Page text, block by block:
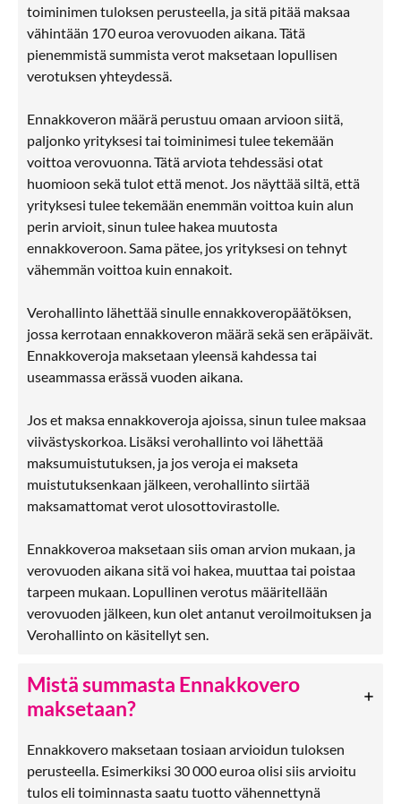
toiminimen tuloksen perusteella, ja sitä pitää maksaa
vähintään 170 euroa verovuoden aikana. Tätä
pienemmistä summista verot maksetaan lopullisen
verotuksen yhteydessä.
Ennakkoveron määrä perustuu omaan arvioon siitä,
paljonko yrityksesi tai toiminimesi tulee tekemään
voittoa verovuonna. Tätä arviota tehdessäsi otat
huomioon sekä tulot että menot. Jos näyttää siltä, että
yrityksesi tulee tekemään enemmän voittoa kuin alun
perin arvioit, sinun tulee hakea muutosta
ennakkoveroon. Sama pätee, jos yrityksesi on tehnyt
vähemmän voittoa kuin ennakoit.
Verohallinto lähettää sinulle ennakkoveropäätöksen,
jossa kerrotaan ennakkoveron määrä sekä sen eräpäivät.
Ennakkoveroja maksetaan yleensä kahdessa tai
useammassa erässä vuoden aikana.
Jos et maksa ennakkoveroja ajoissa, sinun tulee maksaa
viivästyskorkoa. Lisäksi verohallinto voi lähettää
maksumuistutuksen, ja jos veroja ei makseta
muistutuksenkaan jälkeen, verohallinto siirtää
maksamattomat verot ulosottovirastolle.
Ennakkoveroa maksetaan siis oman arvion mukaan, ja
verovuoden aikana sitä voi hakea, muuttaa tai poistaa
tarpeen mukaan. Lopullinen verotus määritellään
verovuoden jälkeen, kun olet antanut veroilmoituksen ja
Verohallinto on käsitellyt sen.
Mistä summasta Ennakkovero
maksetaan?
Ennakkovero maksetaan tosiaan arvioidun tuloksen
perusteella. Esimerkiksi 30 000 euroa olisi siis arvioitu
tulos eli toiminnasta saatu tuotto vähennettynä